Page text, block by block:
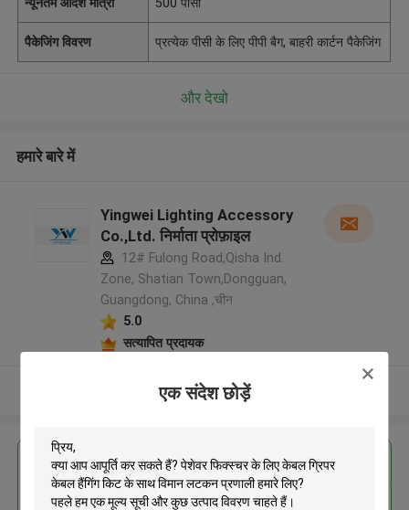
एक संदेश छोड़ें
पैकेजिंग विवरण प्रत्येक पीसी के लिए पीपी बैग, बाहरी कार्टन पैकेजिंग
और देखो
हमारे बारे में
Yingwei Lighting Accessory
Co.,Ltd. निर्माता प्रोफ़ाइल
12# Fulong Road,Qisha Ind.
Zone, Shatian Town,Dongguan,
Guangdong, China ,चीन
5.0
सत्यापित प्रदायक
और देखो
सबसे उत्तम प्रतिदान प्राप्त करें